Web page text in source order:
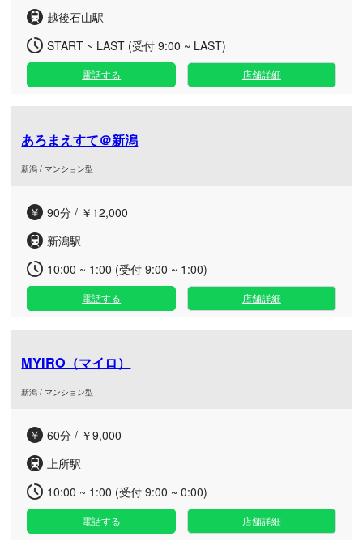
越後石山駅
START ~ LAST (受付 9:00 ~ LAST)
電話する 店舗詳細
あろまえすて＠新潟
新潟 / マンション型
90分 / ￥12,000
新潟駅
10:00 ~ 1:00 (受付 9:00 ~ 1:00)
電話する 店舗詳細
MYIRO（マイロ）
新潟 / マンション型
60分 / ￥9,000
上所駅
10:00 ~ 1:00 (受付 9:00 ~ 0:00)
電話する 店舗詳細